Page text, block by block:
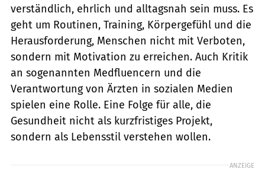
verständlich, ehrlich und alltagsnah sein muss. Es
geht um Routinen, Training, Körpergefühl und die
Herausforderung, Menschen nicht mit Verboten,
sondern mit Motivation zu erreichen. Auch Kritik
an sogenannten Medfluencern und die
Verantwortung von Ärzten in sozialen Medien
spielen eine Rolle. Eine Folge für alle, die
Gesundheit nicht als kurzfristiges Projekt,
sondern als Lebensstil verstehen wollen.
ANZEIGE